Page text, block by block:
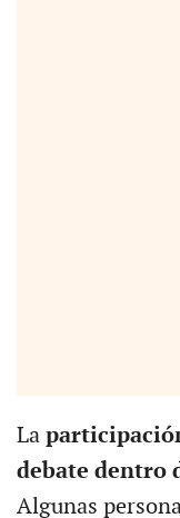
La
debate dentro
Algunas